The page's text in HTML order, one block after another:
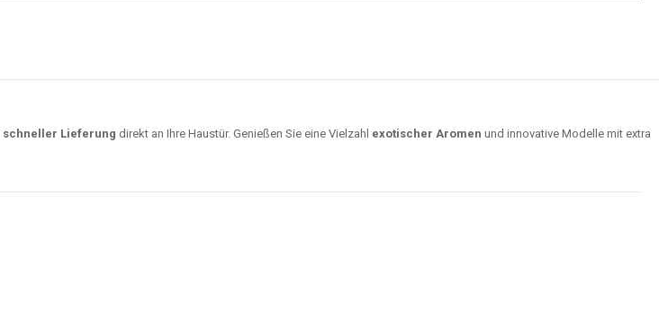
schneller Lieferung direkt an Ihre Haustür. Genießen Sie eine Vielzahl exotischer Aromen und innovative Modelle mit extra